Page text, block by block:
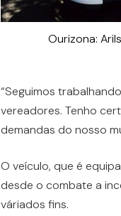
Ourizona:
“Seguimos
vereadores. Tenho
demandas do nosso
O veículo, que é
desde o combate a
váriados fins.